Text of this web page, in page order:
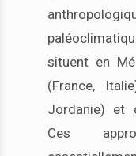
situent en
(France,
Jordanie) et
Ces